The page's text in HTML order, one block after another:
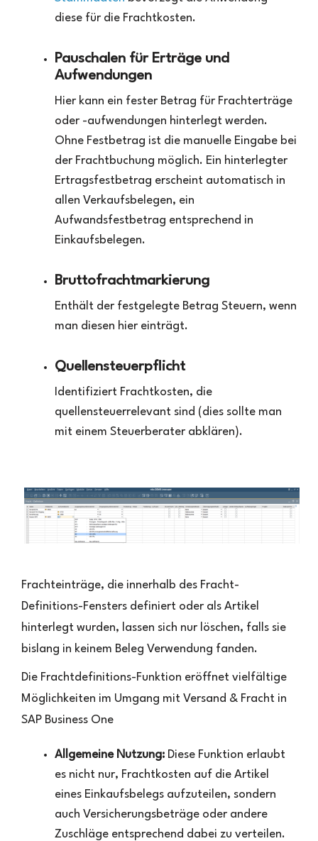
diese für die Frachtkosten.
Pauschalen für Erträge und
Aufwendungen
Hier kann ein fester Betrag für Frachterträge
oder -aufwendungen hinterlegt werden.
Ohne Festbetrag ist die manuelle Eingabe bei
der Frachtbuchung möglich. Ein hinterlegter
Ertragsfestbetrag erscheint automatisch in
allen Verkaufsbelegen, ein
Aufwandsfestbetrag entsprechend in
Einkaufsbelegen.
Bruttofrachtmarkierung
Enthält der festgelegte Betrag Steuern, wenn
man diesen hier einträgt.
Quellensteuerpflicht
Identifiziert Frachtkosten, die
quellensteuerrelevant sind (dies sollte man
mit einem Steuerberater abklären).
Frachteinträge, die innerhalb des Fracht-
Definitions-Fensters definiert oder als Artikel
hinterlegt wurden, lassen sich nur löschen, falls sie
bislang in keinem Beleg Verwendung fanden.
Die Frachtdefinitions-Funktion eröffnet vielfältige
Möglichkeiten im Umgang mit Versand & Fracht in
SAP Business One
Allgemeine Nutzung: Diese Funktion erlaubt
es nicht nur, Frachtkosten auf die Artikel
eines Einkaufsbelegs aufzuteilen, sondern
auch Versicherungsbeträge oder andere
Zuschläge entsprechend dabei zu verteilen.